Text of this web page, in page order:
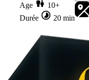
Age
10+
Durée
20 min